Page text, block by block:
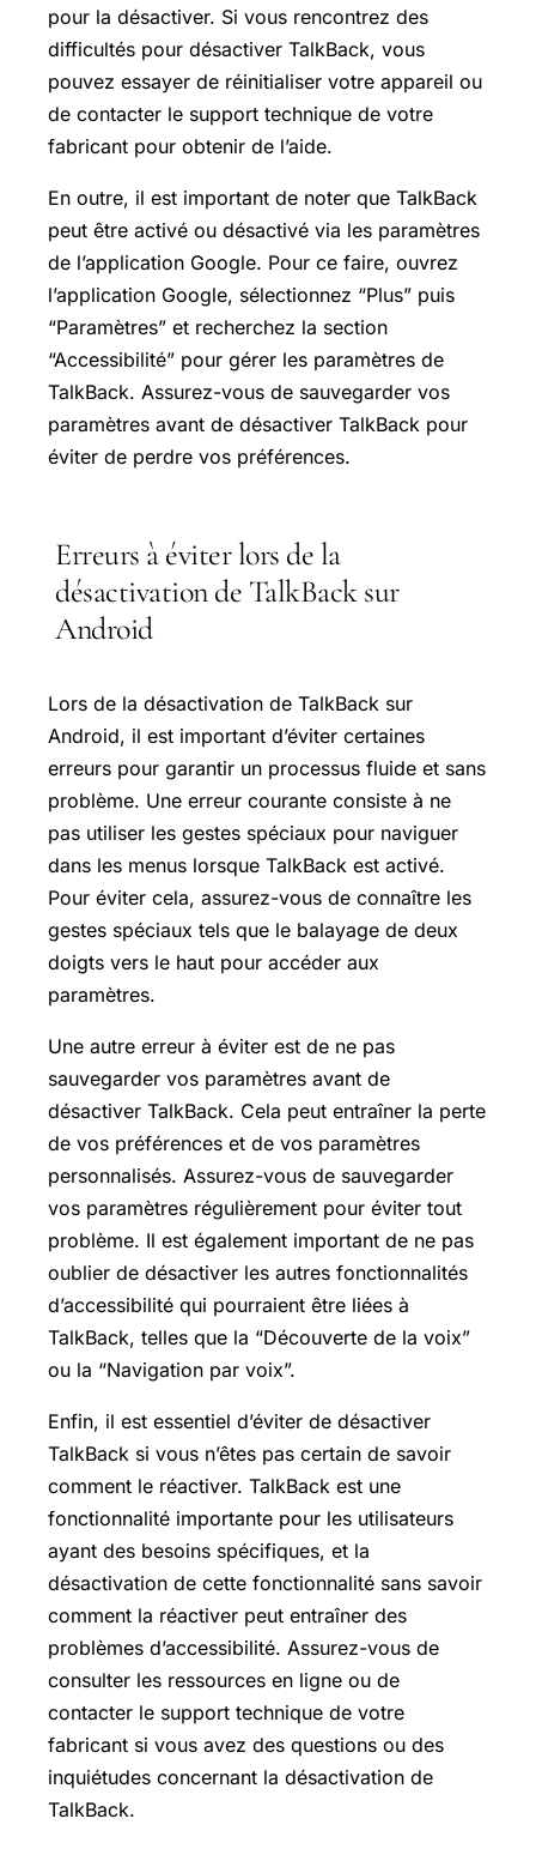
pour la désactiver. Si vous rencontrez des
difficultés pour désactiver TalkBack, vous
pouvez essayer de réinitialiser votre appareil ou
de contacter le support technique de votre
fabricant pour obtenir de l’aide.
En outre, il est important de noter que TalkBack
peut être activé ou désactivé via les paramètres
de l’application Google. Pour ce faire, ouvrez
l’application Google, sélectionnez “Plus” puis
“Paramètres” et recherchez la section
“Accessibilité” pour gérer les paramètres de
TalkBack. Assurez-vous de sauvegarder vos
paramètres avant de désactiver TalkBack pour
éviter de perdre vos préférences.
Erreurs à éviter lors de la
désactivation de TalkBack sur
Android
Lors de la désactivation de TalkBack sur
Android, il est important d’éviter certaines
erreurs pour garantir un processus fluide et sans
problème. Une erreur courante consiste à ne
pas utiliser les gestes spéciaux pour naviguer
dans les menus lorsque TalkBack est activé.
Pour éviter cela, assurez-vous de connaître les
gestes spéciaux tels que le balayage de deux
doigts vers le haut pour accéder aux
paramètres.
Une autre erreur à éviter est de ne pas
sauvegarder vos paramètres avant de
désactiver TalkBack. Cela peut entraîner la perte
de vos préférences et de vos paramètres
personnalisés. Assurez-vous de sauvegarder
vos paramètres régulièrement pour éviter tout
problème. Il est également important de ne pas
oublier de désactiver les autres fonctionnalités
d’accessibilité qui pourraient être liées à
TalkBack, telles que la “Découverte de la voix”
ou la “Navigation par voix”.
Enfin, il est essentiel d’éviter de désactiver
TalkBack si vous n’êtes pas certain de savoir
comment le réactiver. TalkBack est une
fonctionnalité importante pour les utilisateurs
ayant des besoins spécifiques, et la
désactivation de cette fonctionnalité sans savoir
comment la réactiver peut entraîner des
problèmes d’accessibilité. Assurez-vous de
consulter les ressources en ligne ou de
contacter le support technique de votre
fabricant si vous avez des questions ou des
inquiétudes concernant la désactivation de
TalkBack.